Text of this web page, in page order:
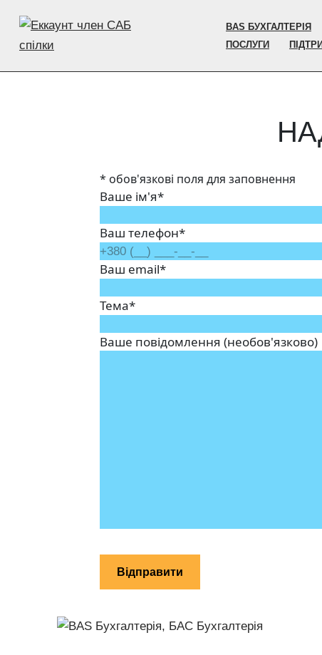
Перейти
до
вмісту
BAS БУХГАЛТЕРІЯ
ПОСЛУГИ
* обов'язкові поля для заповнення
Ваше ім'я*
Ваш телефон*
Ваш email*
Тема*
Ваше повідомлення (необов'язково)